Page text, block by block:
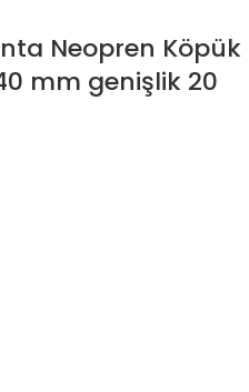
Neopren Köpük
mm genişlik 20